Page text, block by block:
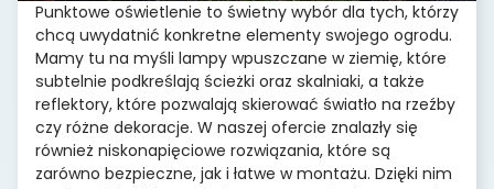
Punktowe oświetlenie to świetny wybór dla tych, którzy
chcą uwydatnić konkretne elementy swojego ogrodu.
Mamy tu na myśli lampy wpuszczane w ziemię, które
subtelnie podkreślają ścieżki oraz skalniaki, a także
reflektory, które pozwalają skierować światło na rzeźby
czy różne dekoracje. W naszej ofercie znalazły się
również niskonapięciowe rozwiązania, które są
zarówno bezpieczne, jak i łatwe w montażu. Dzięki nim